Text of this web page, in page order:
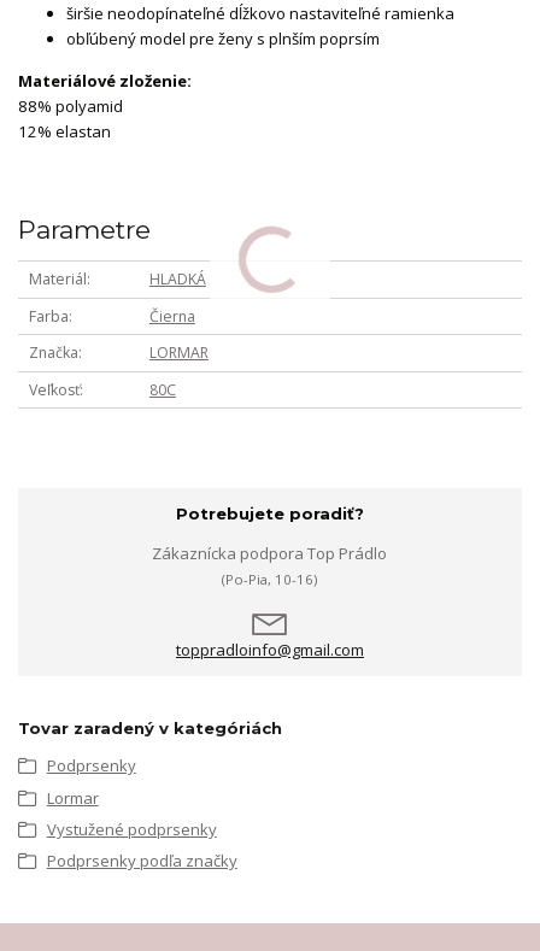
širšie neodopínateľné dĺžkovo nastaviteľné ramienka
obľúbený model pre ženy s plnším poprsím
Materiálové zloženie:
88% polyamid
12% elastan
Parametre
Materiál
HLADKÁ
Farba
Čierna
Značka
LORMAR
Veľkosť
80C
Potrebujete poradiť?
Zákaznícka podpora Top Prádlo
(Po-Pia, 10-16)
toppradloinfo@gmail.com
Tovar zaradený v kategóriách
Podprsenky
Lormar
Vystužené podprsenky
Podprsenky podľa značky